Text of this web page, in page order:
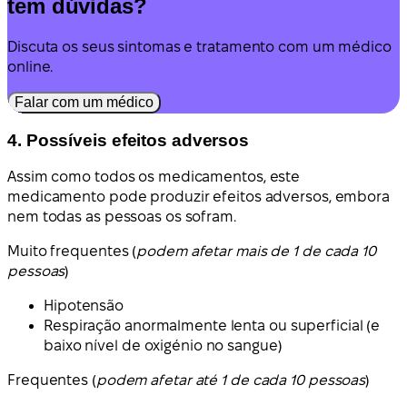
tem dúvidas?
Discuta os seus sintomas e tratamento com um médico
online.
Falar com um médico
4. Possíveis efeitos adversos
Assim como todos os medicamentos, este
medicamento pode produzir efeitos adversos, embora
nem todas as pessoas os sofram.
Muito frequentes (podem afetar mais de 1 de cada 10
pessoas)
Hipotensão
Respiração anormalmente lenta ou superficial (e
baixo nível de oxigénio no sangue)
Frequentes (podem afetar até 1 de cada 10 pessoas)